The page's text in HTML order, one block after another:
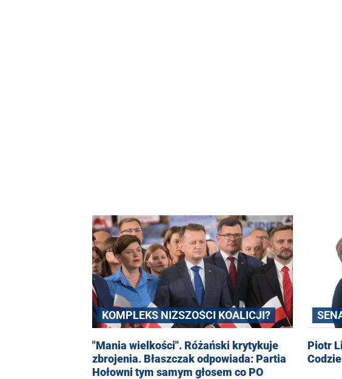
KOMPLEKS NIŻSZOŚCI KOALICJI?
"Mania wielkości". Różański krytykuje
zbrojenia. Błaszczak odpowiada: Partia
Hołowni tym samym głosem co PO
Piotr